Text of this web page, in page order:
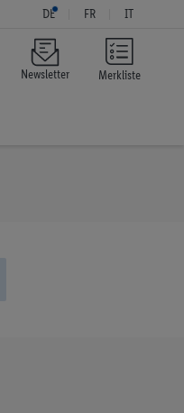
Merkliste
DE FR IT
Newsletter